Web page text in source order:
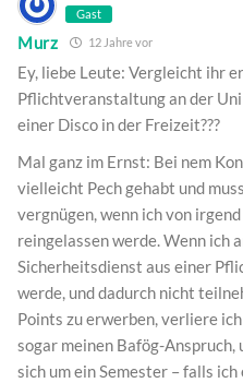
Gast
Murz 12 Jahre vor
Ey, liebe Leute: Vergleicht ihr
Pflichtveranstaltung an der
einer Disco in der Freizeit???
Mal ganz im Ernst: Bei nem
vielleicht Pech gehabt und
vergnügen, wenn ich von
reingelassen werde. Wenn ich
Sicherheitsdienst aus einer
werde, und dadurch nicht
Points zu erwerben, verliere
sogar meinen Bafög-
sich um ein Semester – falls